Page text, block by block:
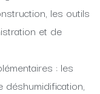
les outils
et de
: les
déshumidification,